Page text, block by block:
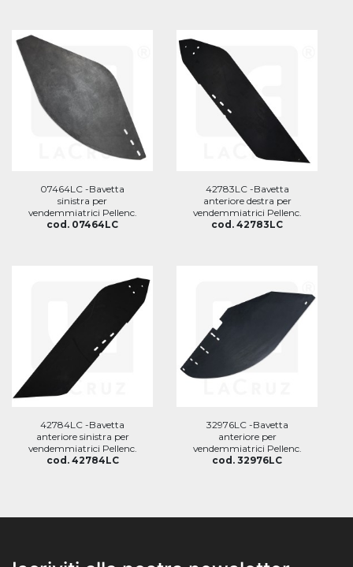
07464LC -Bavetta
sinistra per
vendemmiatrici Pellenc.
cod. 07464LC
42783LC -Bavetta
anteriore destra per
vendemmiatrici Pellenc.
cod. 42783LC
42784LC -Bavetta
anteriore sinistra per
vendemmiatrici Pellenc.
cod. 42784LC
32976LC -Bavetta
anteriore per
vendemmiatrici Pellenc.
cod. 32976LC